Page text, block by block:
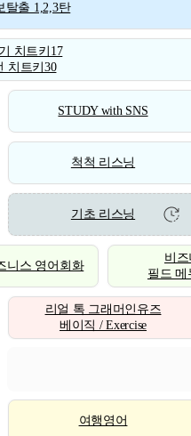
탈출 1,2,3탄
치트키17
치트키30
STUDY with SNS
척척 리스닝
기초 리스닝
니스 영어회화
비즈
필드 메
리얼 톡 그래머인유즈
베이직 / Exercise
여행영어